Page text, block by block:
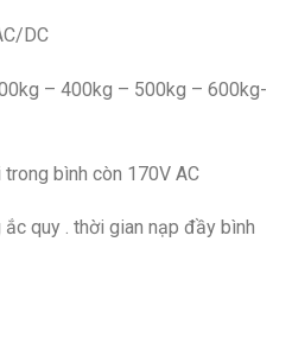
DC
– 400kg – 500kg – 600kg-
bình còn 170V AC
quy . thời gian nạp đầy bình